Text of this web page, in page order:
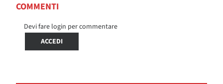
COMMENTI
Devi fare login per commentare
ACCEDI